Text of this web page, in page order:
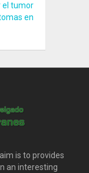
el tumor
en
is to provides
an interesting